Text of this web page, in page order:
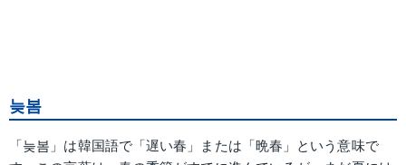
늦봄
「늦봄」は韓国語で「遅い春」または「晩春」という意味で